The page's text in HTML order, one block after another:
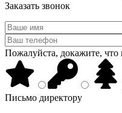
Заказать звонок
Пожалуйста, докажите, что
Письмо директору